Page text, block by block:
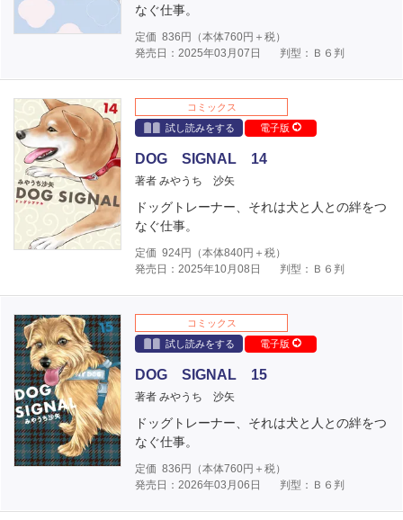
なぐ仕事。
定価 836 円（本体760円＋税）
発売日：2025年03月07日
判型：Ｂ６判
コミックス
試し読みをする
電子版
DOG SIGNAL 14
著者 みやうち 沙矢
ドッグトレーナー、それは犬と人との絆をつ
なぐ仕事。
定価 924円（本体840円＋税）
発売日：2025年10月08日
判型：Ｂ６判
コミックス
試し読みをする
電子版
DOG SIGNAL 15
著者 みやうち 沙矢
ドッグトレーナー、それは犬と人との絆をつ
なぐ仕事。
定価 836 円（本体760円＋税）
発売日：2026年03月06日
判型：Ｂ６判